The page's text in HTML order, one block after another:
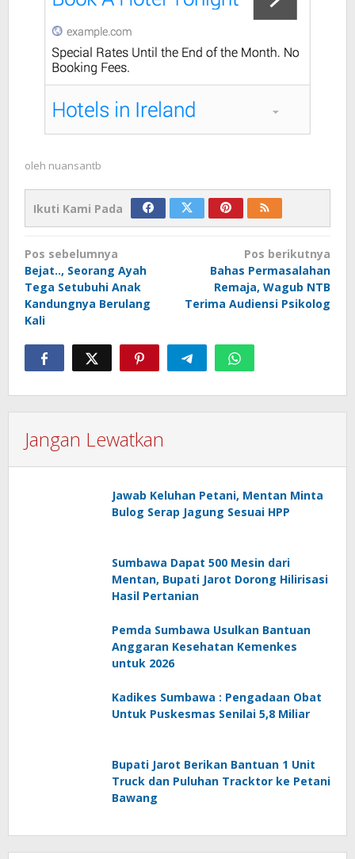
oleh nuansantb
Ikuti Kami Pada
Navigasi
pos
Pos sebelumnya
Bejat.., Seorang Ayah
Tega Setubuhi Anak
Kandungnya Berulang
Kali
Pos berikutnya
Bahas Permasalahan
Remaja, Wagub NTB
Terima Audiensi Psikolog
Jangan Lewatkan
Jawab Keluhan Petani, Mentan Minta
Bulog Serap Jagung Sesuai HPP
Sumbawa Dapat 500 Mesin dari
Mentan, Bupati Jarot Dorong Hilirisasi
Hasil Pertanian
Pemda Sumbawa Usulkan Bantuan
Anggaran Kesehatan Kemenkes
untuk 2026
Kadikes Sumbawa : Pengadaan Obat
Untuk Puskesmas Senilai 5,8 Miliar
Bupati Jarot Berikan Bantuan 1 Unit
Truck dan Puluhan Tracktor ke Petani
Bawang